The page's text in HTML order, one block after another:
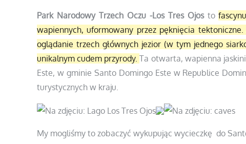
Park Narodowy Trzech Oczu -Los Tres Ojosto
wapiennych, uformowany przez pęknięcia
oglądanie trzech głównych jezior (w tym jednego
unikalnym cudem przyrody.Ta otwarta, wapienna
Este, w gminie Santo Domingo Este w Republice
turystycznych w kraju.
My mogliśmy to zobaczyć wykupując wycieczkę do